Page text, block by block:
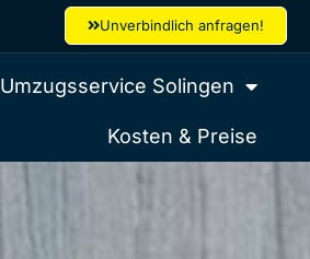
Unverbindlich anfragen!
Umzugsservice Solingen
Kosten & Preise